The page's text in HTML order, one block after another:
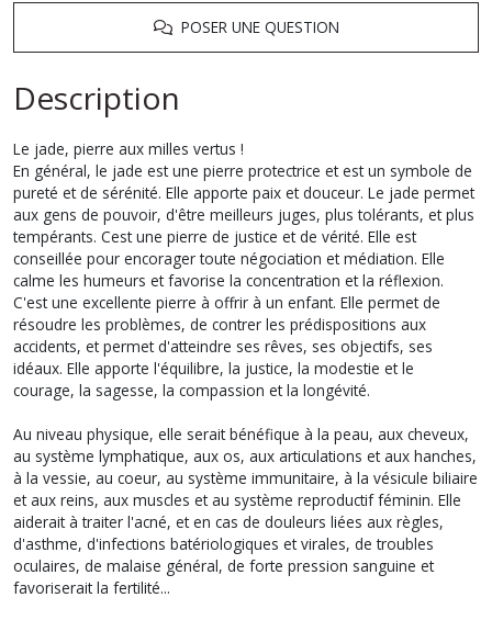
POSER UNE QUESTION
Description
Le jade, pierre aux milles vertus !
En général, le jade est une pierre protectrice et est un symbole de
pureté et de sérénité. Elle apporte paix et douceur. Le jade permet
aux gens de pouvoir, d'être meilleurs juges, plus tolérants, et plus
tempérants. Cest une pierre de justice et de vérité. Elle est
conseillée pour encorager toute négociation et médiation. Elle
calme les humeurs et favorise la concentration et la réflexion.
C'est une excellente pierre à offrir à un enfant. Elle permet de
résoudre les problèmes, de contrer les prédispositions aux
accidents, et permet d'atteindre ses rêves, ses objectifs, ses
idéaux. Elle apporte l'équilibre, la justice, la modestie et le
courage, la sagesse, la compassion et la longévité.
Au niveau physique, elle serait bénéfique à la peau, aux cheveux,
au système lymphatique, aux os, aux articulations et aux hanches,
à la vessie, au coeur, au système immunitaire, à la vésicule biliaire
et aux reins, aux muscles et au système reproductif féminin. Elle
aiderait à traiter l'acné, et en cas de douleurs liées aux règles,
d'asthme, d'infections batériologiques et virales, de troubles
oculaires, de malaise général, de forte pression sanguine et
favoriserait la fertilité...